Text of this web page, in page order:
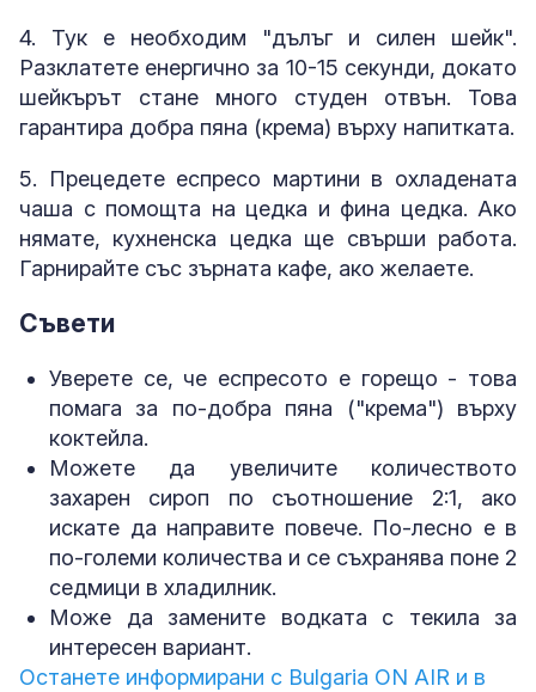
4. Тук е необходим "дълъг и силен шейк".
Разклатете енергично за 10-15 секунди, докато
шейкърът стане много студен отвън. Това
гарантира добра пяна (крема) върху напитката.
5. Прецедете еспресо мартини в охладената
чаша с помощта на цедка и фина цедка. Ако
нямате, кухненска цедка ще свърши работа.
Гарнирайте със зърната кафе, ако желаете.
Съвети
Уверете се, че еспресото е горещо - това
помага за по-добра пяна ("крема") върху
коктейла.
Можете да увеличите количеството
захарен сироп по съотношение 2:1, ако
искате да направите повече. По-лесно е в
по-големи количества и се съхранява поне 2
седмици в хладилник.
Може да замените водката с текила за
интересен вариант.
Останете информирани с Bulgaria ON AIR и в